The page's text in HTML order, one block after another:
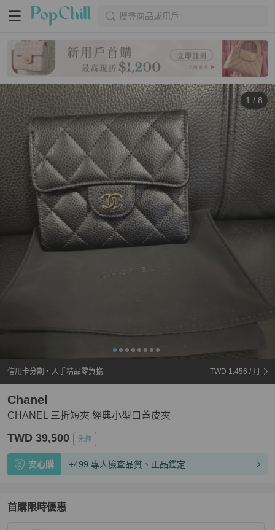
搜尋商品或用戶
1 / 8
信用卡分期・入手精品零負擔 TWD 1,456 / 月
CHANEL 三折短夾 經典小型口蓋皮夾
Chanel
TWD 39,500 免運
安心購 +499 專人檢查品質、正品鑑定
首購限時優惠